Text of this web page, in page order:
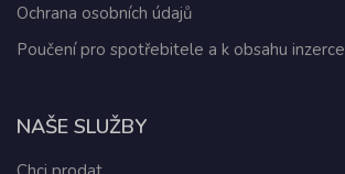
Ochrana osobních údajů
Poučení pro spotřebitele a k obsahu inzerce
NAŠE SLUŽBY